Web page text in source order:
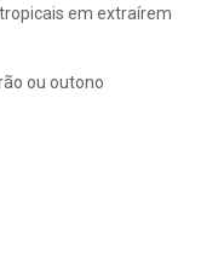
em extraírem
ou outono